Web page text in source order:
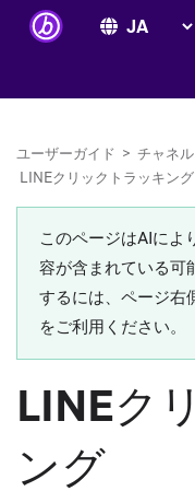
ユーザーガイド > チャネル
LINEクリックトラッキング
このページはAIによ
容が含まれている可
するには、ページ右
をご利用ください。
LINEク
ング